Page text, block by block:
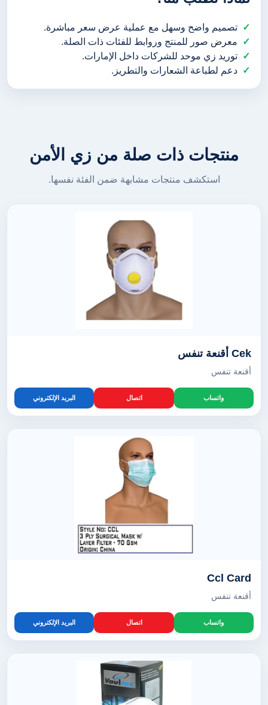
تصميم واضح وسهل مع عملية عرض سعر مباشرة.
معرض صور للمنتج وروابط للفئات ذات الصلة.
توريد زي موحد للشركات داخل الإمارات.
دعم لطباعة الشعارات والتطريز.
منتجات ذات صلة من زي الأمن
استكشف منتجات مشابهة ضمن الفئة نفسها.
Cek أقنعة تنفس
أقنعة تنفس
واتساب اتصال البريد الإلكتروني
Ccl Card
أقنعة تنفس
واتساب اتصال البريد الإلكتروني